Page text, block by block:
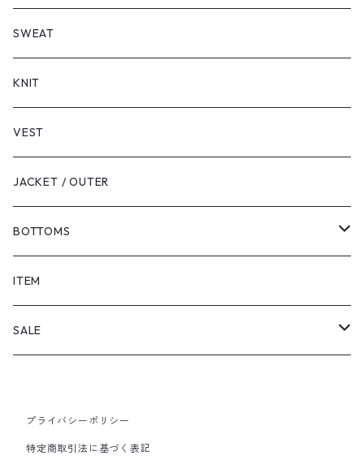
LONG SLEEVE
SHORT SLEEVE
LONG SLEEVE
SWEAT
KNIT
VEST
JACKET / OUTER
BOTTOMS
SHORTS
PANTS
ITEM
SALE
PANTS
プライバシーポリシー
特定商取引法に基づく表記